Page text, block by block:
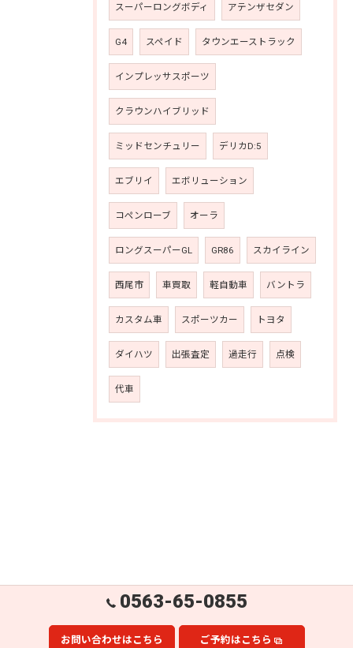
スーパーロングボディ アテンザセダン
G4 スペイド タウンエーストラック
インプレッサスポーツ
クラウンハイブリッド
ミッドセンチュリー デリカD:5
エブリイ エボリューション
コペンローブ オーラ
ロングスーパーGL GR86 スカイライン
西尾市 車買取 軽自動車 バントラ
カスタム車 スポーツカー トヨタ
ダイハツ 出張査定 過走行 点検
代車
0563-65-0855
お問い合わせはこちら ご予約はこちら